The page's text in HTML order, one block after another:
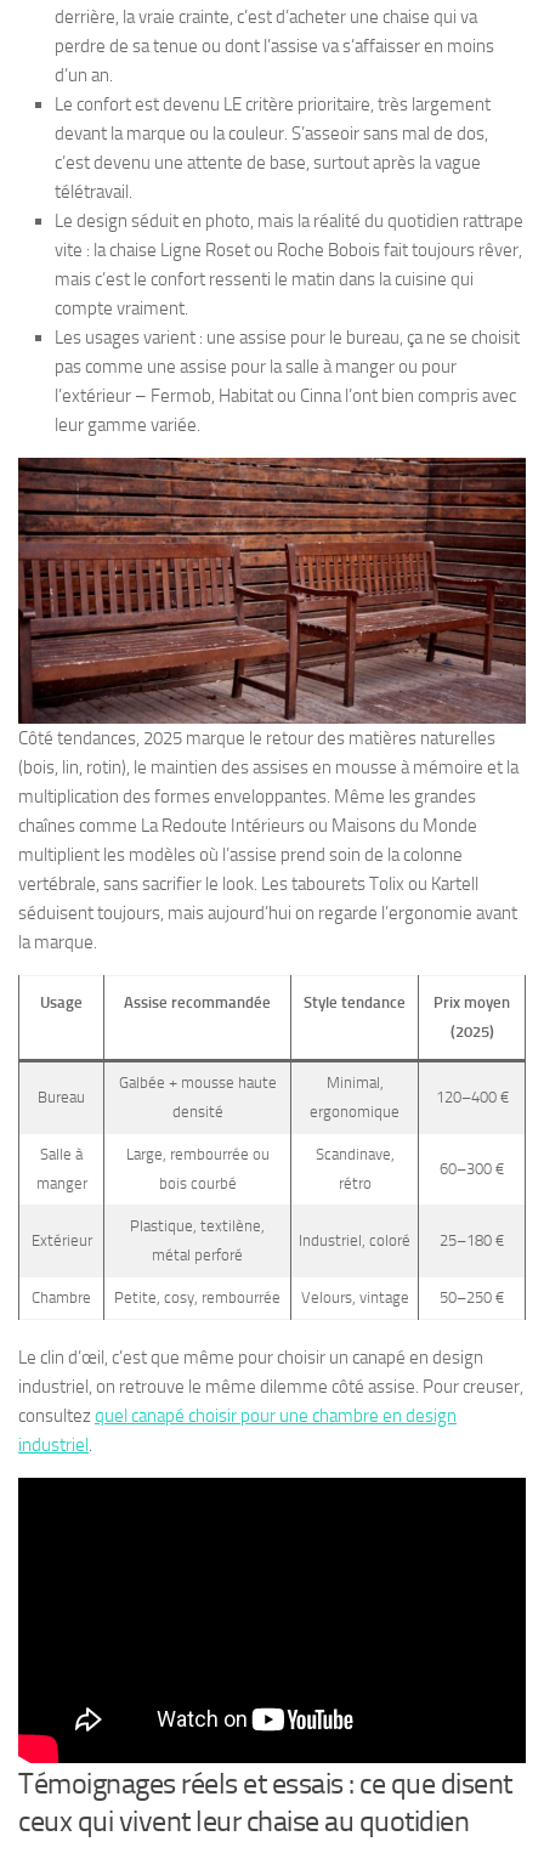
derrière, la vraie crainte, c’est d’acheter une chaise qui va
perdre de sa tenue ou dont l’assise va s’affaisser en moins
d’un an.
Le confort est devenu LE critère prioritaire, très largement
devant la marque ou la couleur. S’asseoir sans mal de dos,
c’est devenu une attente de base, surtout après la vague
télétravail.
Le design séduit en photo, mais la réalité du quotidien rattrape
vite : la chaise Ligne Roset ou Roche Bobois fait toujours rêver,
mais c’est le confort ressenti le matin dans la cuisine qui
compte vraiment.
Les usages varient : une assise pour le bureau, ça ne se choisit
pas comme une assise pour la salle à manger ou pour
l’extérieur – Fermob, Habitat ou Cinna l’ont bien compris avec
leur gamme variée.
Côté tendances, 2025 marque le retour des matières naturelles
(bois, lin, rotin), le maintien des assises en mousse à mémoire et la
multiplication des formes enveloppantes. Même les grandes
chaînes comme La Redoute Intérieurs ou Maisons du Monde
multiplient les modèles où l’assise prend soin de la colonne
vertébrale, sans sacrifier le look. Les tabourets Tolix ou Kartell
séduisent toujours, mais aujourd’hui on regarde l’ergonomie avant
la marque.
Usage Assise recommandée Style tendance
Prix moyen
(2025)
Bureau
Galbée + mousse haute
densité
Minimal,
ergonomique
120–400 €
Salle à
manger
Large, rembourrée ou
bois courbé
Scandinave,
rétro
60–300 €
Extérieur
Plastique, textilène,
métal perforé
Industriel, coloré 25–180 €
Chambre Petite, cosy, rembourrée Velours, vintage 50–250 €
Le clin d’œil, c’est que même pour choisir un canapé en design
industriel, on retrouve le même dilemme côté assise. Pour creuser,
consultezquel canapé choisir pour une chambre en design
industriel .
Témoignages réels et essais : ce que disent
ceux qui vivent leur chaise au quotidien